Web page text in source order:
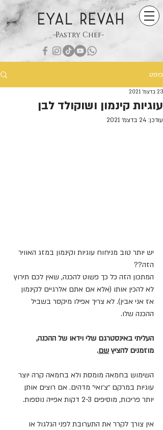
EYAL REVAH
-Pastry Chef-
פוסט
עוגיות קינמון ושוקולד לבן
23 בדצמ׳ 2021
עודכן: 24 בדצמ׳ 2021
יש יותר טוב מניחוח עוגיות וקינמון במזג האוויר
הזה??
המתכון הזה כל כך פשוט להכנה, שאין לכם תירוץ
לא להכין אותו (אלא אם אתם אלרגיים לקינמון
אז אני אבין). לא צריך אפילו מיקסר בשביל
ההכנה שלו.
העליתי באינסטרגם שלי וידאו של ההכנה,
מוזמנים להציץ שם.
השימוש בחמאה מומסת ולא בחמאה קרה יוצר
עוגיות במרקם ״צ׳ואי״ מדהים. אם רוצים אותן
יותר פריכות, מוסיפים 2-3 דקות אפייה נוספות.
אין צורך לקרר את התערובת לפני הגלגול או